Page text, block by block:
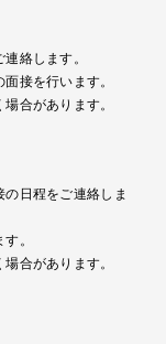
絡します。
接を行います。
合があります。
日程をご連絡しま
。
合があります。